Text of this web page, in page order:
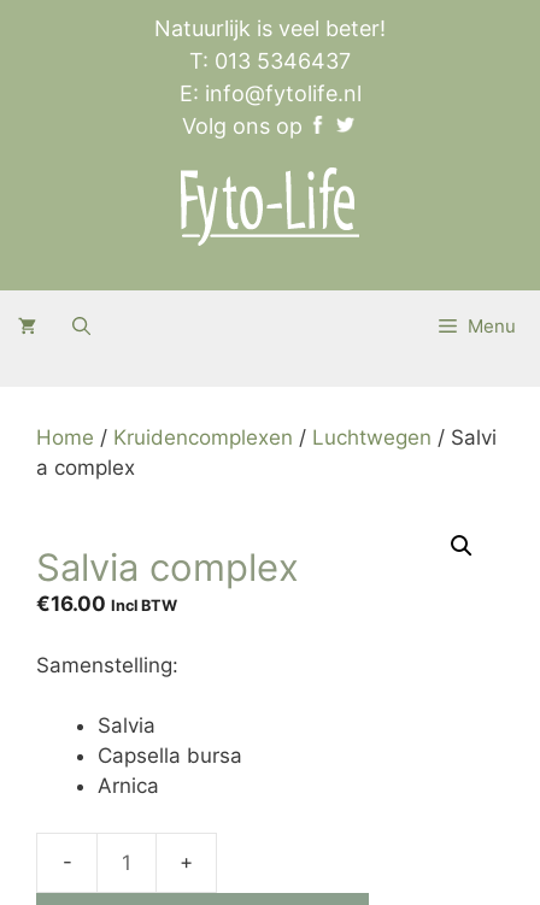
Natuurlijk is veel beter!
T: 013 5346437
E: info@fytolife.nl
Volg ons op
Menu
Home / Kruidencomplexen / Luchtwegen / Salvi
a complex
Salvia complex
€16.00 Incl BTW
Samenstelling:
Salvia
Capsella bursa
Arnica